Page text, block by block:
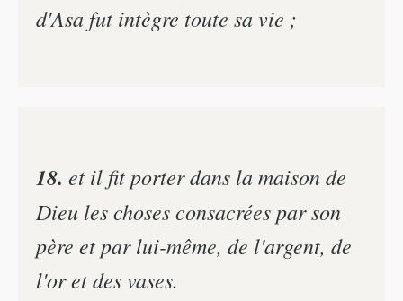
d'Asa fut intègre toute sa vie ;
18. et il fit porter dans la maison de
Dieu les choses consacrées par son
père et par lui-même, de l'argent, de
l'or et des vases.